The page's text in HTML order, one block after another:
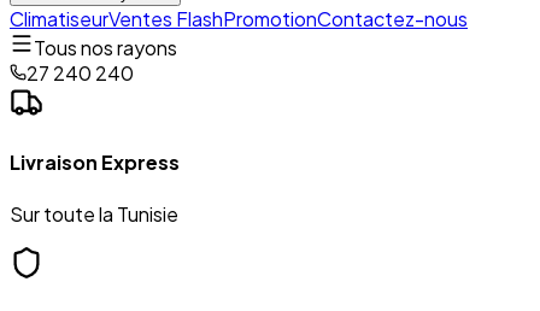
ClimatiseurVentes FlashPromotionContactez-nous
Tous nos rayons
27 240 240
Livraison Express
Sur toute la Tunisie